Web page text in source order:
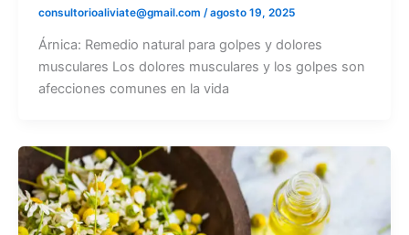
consultorioaliviate@gmail.com /agosto 19, 2025
Árnica: Remedio natural para golpes y dolores
musculares Los dolores musculares y los golpes son
afecciones comunes en la vida